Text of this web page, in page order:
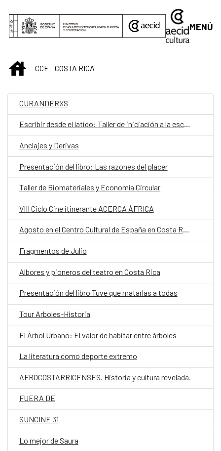
MENÚ
INICIO
CCE - COSTA RICA
CURANDERXS
Escribir desde el latido: Taller de iniciación a la escritura teatral
Anclajes y Derivas
Presentación del libro: Las razones del placer
Taller de Biomateriales y Economía Circular
VIII Ciclo Cine itinerante ACERCA ÁFRICA
Agosto en el Centro Cultural de España en Costa Rica
Fragmentos de Julio
Albores y pioneros del teatro en Costa Rica
Presentación del libro Tuve que matarlas a todas
Tour Arboles-Historia
El Árbol Urbano: El valor de habitar entre árboles
La literatura como deporte extremo
AFROCOSTARRICENSES. Historia y cultura revelada.
FUERA DE
SUNCINE 31
Lo mejor de Saura